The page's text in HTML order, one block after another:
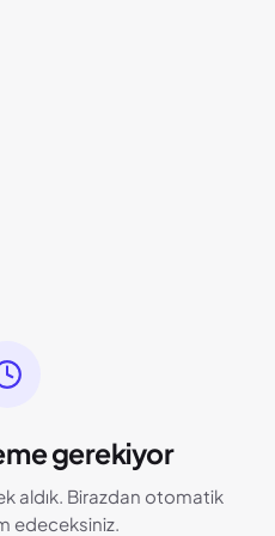
gerekiyor
aldık. Birazdan otomatik
edeceksiniz.